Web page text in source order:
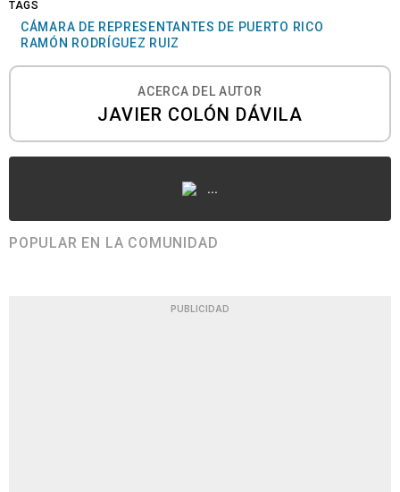
TAGS
CÁMARA DE REPRESENTANTES DE PUERTO RICO
RAMÓN RODRÍGUEZ RUIZ
ACERCA DEL AUTOR
JAVIER COLÓN DÁVILA
...
POPULAR EN LA COMUNIDAD
PUBLICIDAD